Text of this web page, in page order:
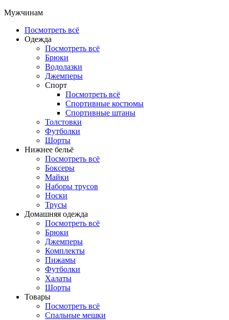
Мужчинам
Посмотреть всё
Одежда
Посмотреть всё
Брюки
Водолазки
Джемперы
Спорт
Посмотреть всё
Спортивные костюмы
Спортивные штаны
Толстовки
Футболки
Шорты
Нижнее бельё
Посмотреть всё
Боксеры
Майки
Наборы трусов
Носки
Трусы
Домашняя одежда
Посмотреть всё
Брюки
Джемперы
Комплекты
Пижамы
Футболки
Халаты
Шорты
Товары
Посмотреть всё
Спальные мешки